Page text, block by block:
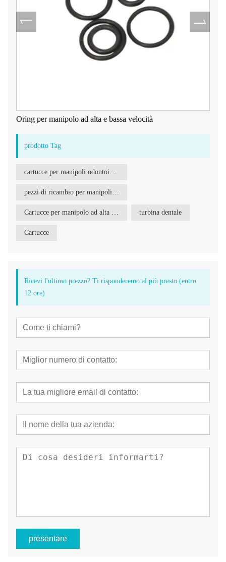
Oring per manipolo ad alta e bassa velocità
prodotto Tag
turbina dentale
Cartucce
Ricevi l'ultimo prezzo? Ti risponderemo al più presto (entro
12 ore)
presentare